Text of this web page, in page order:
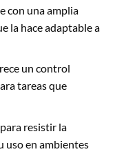
con una amplia
la hace adaptable a
un control
tareas que
resistir la
uso en ambientes